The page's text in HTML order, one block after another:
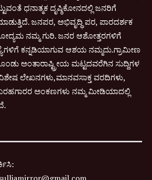
ಧನಾತ್ಮಕ ದೃಷ್ಠಿಕೋನದಲ್ಲಿ ಜನರಿಗೆ
ಜನಪರ, ಅಭಿವೃದ್ಧಿ ಪರ, ಪಾರದರ್ಶಕ
ನಮ್ಮ ಗುರಿ. ಜನರ ಆಶೋತ್ತರಗಳಿಗೆ
ಕನ್ನಡಿಯಾಗುವ ಆಶಯ ನಮ್ಮದು.ಗ್ರಾಮೀಣ
ಅಂತಾರಾಷ್ಟ್ರೀಯ ಮಟ್ಟದವರೆಗಿನ ಸುದ್ದಿಗಳ
ಲೇಖನಗಳು,ಮಾನವಸಾಕ್ತ ವರದಿಗಳು,
ಅಂಕಣಗಳು ನಮ್ಮ ಮೀಡಿಯಾದಲ್ಲಿ